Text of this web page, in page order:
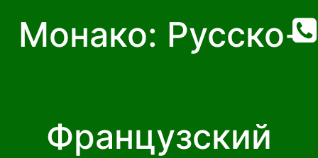
Монако: Русско-
Французский